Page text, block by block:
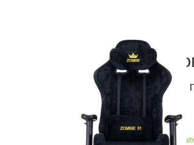
Кресло
черный Light-20 с
id 2154014
Купить в розницу citilink.ru